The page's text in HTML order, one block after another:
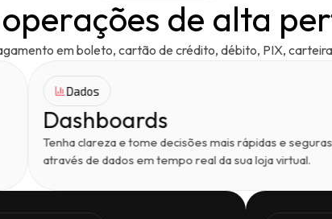
de alta
em boleto, cartão de crédito, débito, PIX,
Dados
Dashboards
Tenha clareza e tome decisões mais rápidas e seguras
através de dados em tempo real da sua loja virtual.